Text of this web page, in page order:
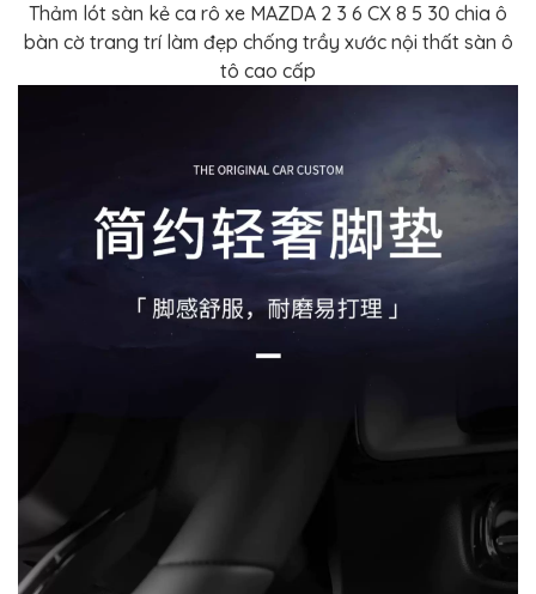
Thảm lót sàn kẻ ca rô xe MAZDA 2 3 6 CX 8 5 30 chia ô
bàn cờ trang trí làm đẹp chống trầy xước nội thất sàn ô
tô cao cấp